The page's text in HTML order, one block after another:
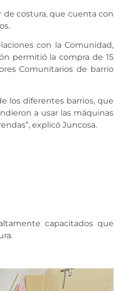
de costura, que cuenta con
con la Comunidad,
permitió la compra de 15
Comunitarios de barrio
los diferentes barrios, que
a usar las máquinas
explicó Juncosa.
capacitados que